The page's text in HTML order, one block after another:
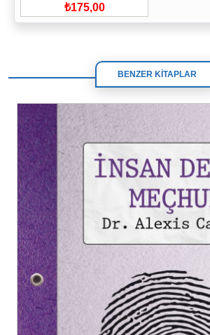
₺175,00
BENZER KİTAPLAR